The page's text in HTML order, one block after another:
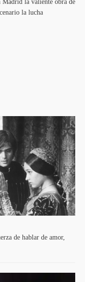
Madrid la valiente obra de
la lucha
de hablar de amor,